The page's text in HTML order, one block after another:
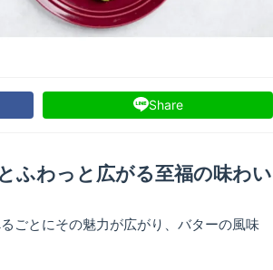
Share
ふわっと広がる至福の味わい
ごとにその魅力が広がり、バターの風味